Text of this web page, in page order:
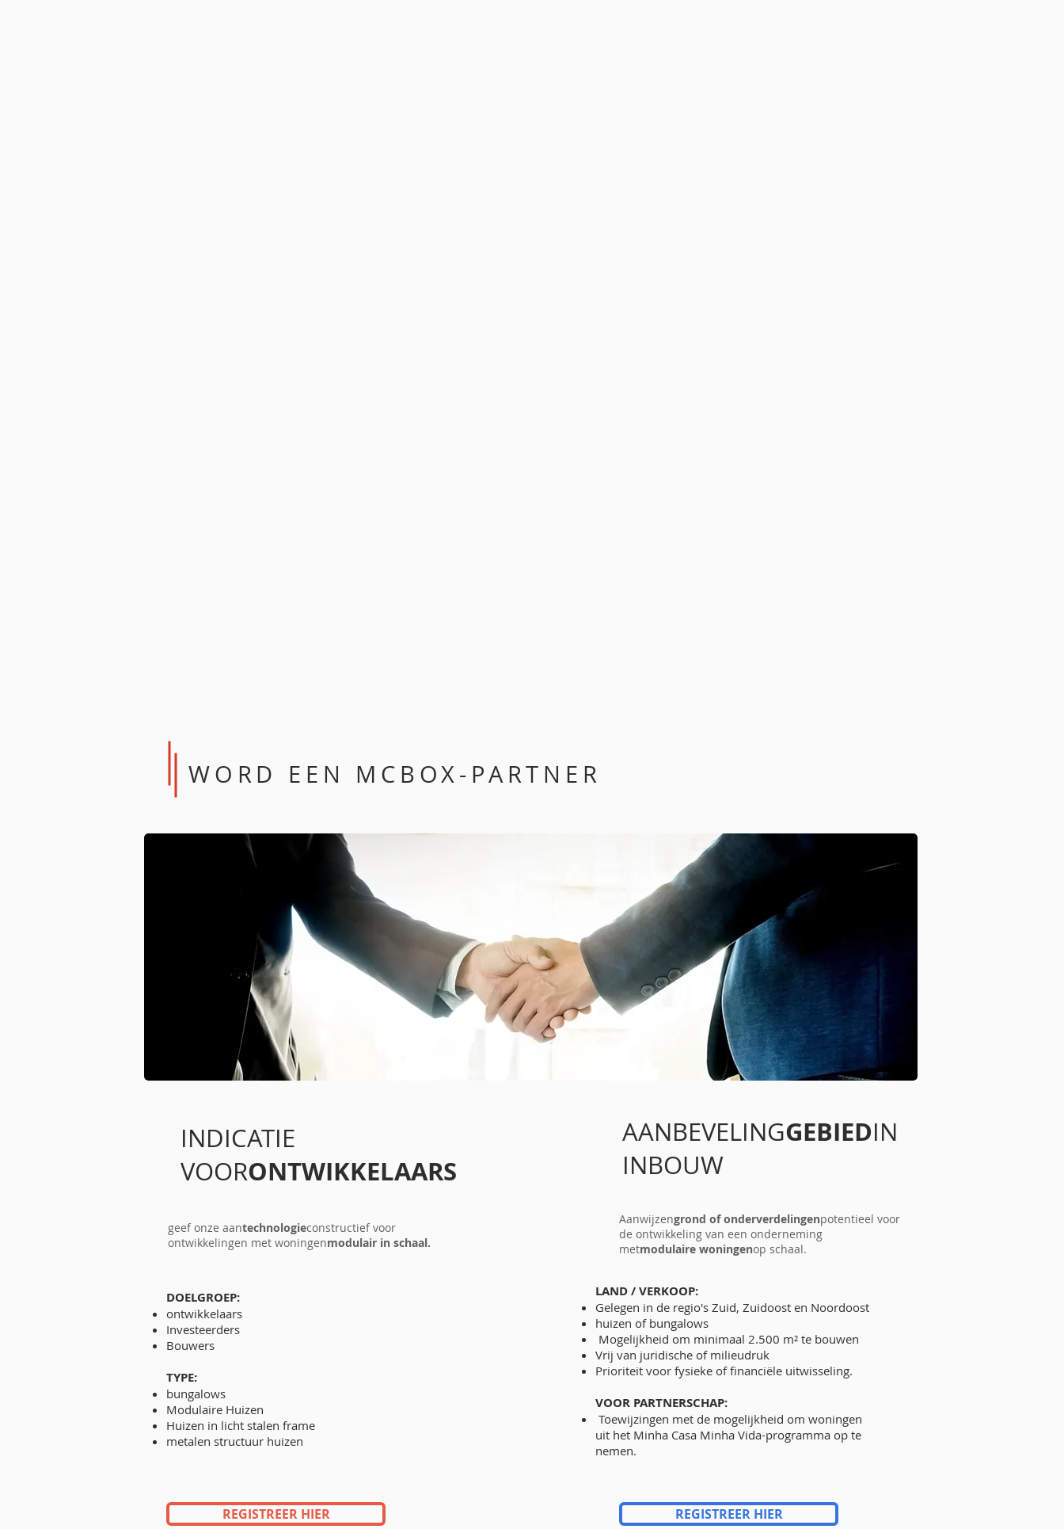
WORD EEN MCBOX-PARTNER
INDICATIE
VOORONTWIKKELAARS
geef onze aantechnologieconstructief voor
ontwikkelingen met woningenmodulair in schaal.
DOELGROEP:
ontwikkelaars
Investeerders
Bouwers
TYPE:
bungalows
Modulaire Huizen
Huizen in licht stalen frame
metalen structuur huizen
REGISTREER HIER
AANBEVELINGGEBIEDIN
INBOUW
Aanwijzengrond of onderverdelingenpotentieel voor
de ontwikkeling van een onderneming
metmodulaire woningenop schaal.
LAND / VERKOOP:
Gelegen in de regio's Zuid, Zuidoost en Noordoost
huizen of bungalows
Mogelijkheid om minimaal 2.500 m² te bouwen
Vrij van juridische of milieudruk
Prioriteit voor fysieke of financiële uitwisseling.
VOOR PARTNERSCHAP:
Toewijzingen met de mogelijkheid om woningen
uit het Minha Casa Minha Vida-programma op te
nemen.
REGISTREER HIER